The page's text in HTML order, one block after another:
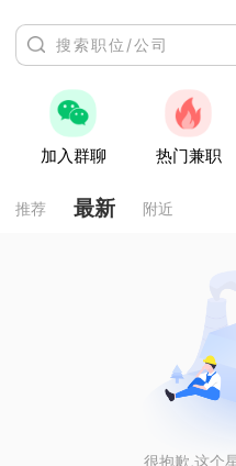
加入群聊 热门兼职
推荐 最新 附近
很抱歉,这个